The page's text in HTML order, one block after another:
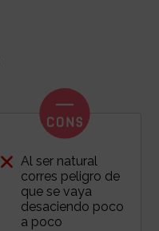
Al ser natural
corres peligro de
que se vaya
desaciendo poco
a poco